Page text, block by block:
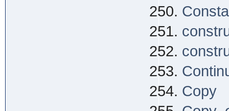
Copy